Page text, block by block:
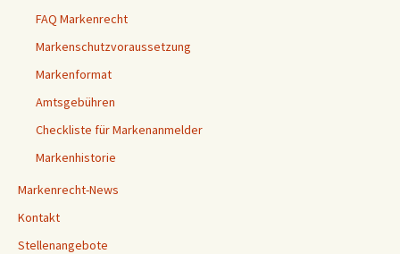
FAQ Markenrecht
Markenschutzvoraussetzung
Markenformat
Amtsgebühren
Checkliste für Markenanmelder
Markenhistorie
Markenrecht-News
Kontakt
Stellenangebote